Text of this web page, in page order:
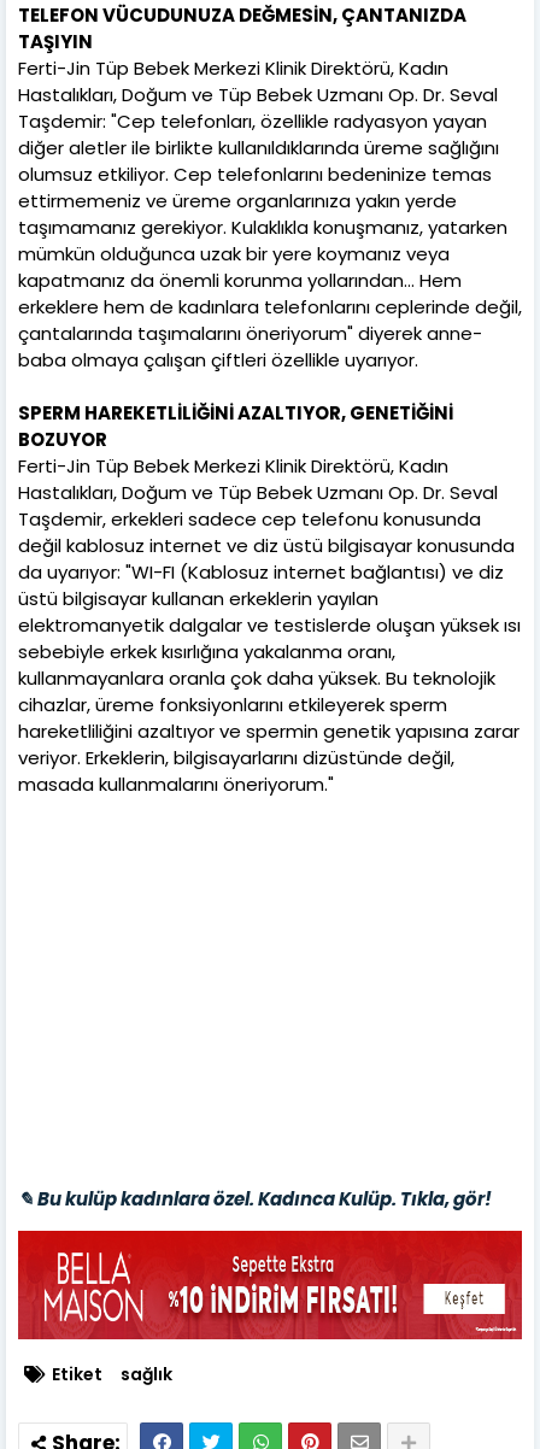
TELEFON VÜCUDUNUZA DEĞMESİN, ÇANTANIZDA
TAŞIYIN
Ferti-Jin Tüp Bebek Merkezi Klinik Direktörü, Kadın
Hastalıkları, Doğum ve Tüp Bebek Uzmanı Op. Dr. Seval
Taşdemir: "Cep telefonları, özellikle radyasyon yayan
diğer aletler ile birlikte kullanıldıklarında üreme sağlığını
olumsuz etkiliyor. Cep telefonlarını bedeninize temas
ettirmemeniz ve üreme organlarınıza yakın yerde
taşımamanız gerekiyor. Kulaklıkla konuşmanız, yatarken
mümkün olduğunca uzak bir yere koymanız veya
kapatmanız da önemli korunma yollarından… Hem
erkeklere hem de kadınlara telefonlarını ceplerinde değil,
çantalarında taşımalarını öneriyorum" diyerek anne-
baba olmaya çalışan çiftleri özellikle uyarıyor.
SPERM HAREKETLİLİĞİNİ AZALTIYOR, GENETİĞİNİ
BOZUYOR
Ferti-Jin Tüp Bebek Merkezi Klinik Direktörü, Kadın
Hastalıkları, Doğum ve Tüp Bebek Uzmanı Op. Dr. Seval
Taşdemir, erkekleri sadece cep telefonu konusunda
değil kablosuz internet ve diz üstü bilgisayar konusunda
da uyarıyor: "WI-FI (Kablosuz internet bağlantısı) ve diz
üstü bilgisayar kullanan erkeklerin yayılan
elektromanyetik dalgalar ve testislerde oluşan yüksek ısı
sebebiyle erkek kısırlığına yakalanma oranı,
kullanmayanlara oranla çok daha yüksek. Bu teknolojik
cihazlar, üreme fonksiyonlarını etkileyerek sperm
hareketliliğini azaltıyor ve spermin genetik yapısına zarar
veriyor. Erkeklerin, bilgisayarlarını dizüstünde değil,
masada kullanmalarını öneriyorum."
✎ Bu kulüp kadınlara özel. Kadınca Kulüp. Tıkla, gör!
Etiket sağlık